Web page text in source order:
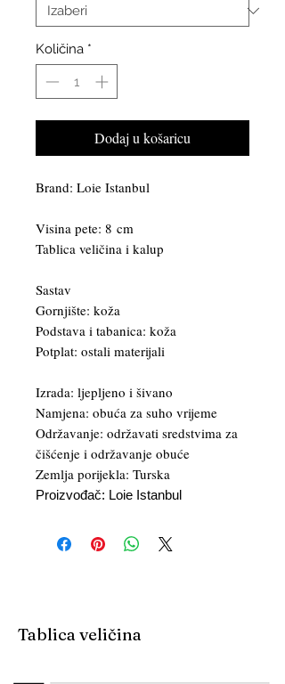
Količina *
Dodaj u košaricu
Brand: Loie Istanbul
Visina pete: 8 cm
Tablica veličina i kalup
Sastav
Gornjište: koža
Podstava i tabanica: koža
Potplat: ostali materijali
Izrada: ljepljeno i šivano
Namjena: obuća za suho vrijeme
Održavanje: održavati sredstvima za
čišćenje i održavanje obuće
Zemlja porijekla: Turska
Proizvođač: Loie Istanbul
Tablica veličina